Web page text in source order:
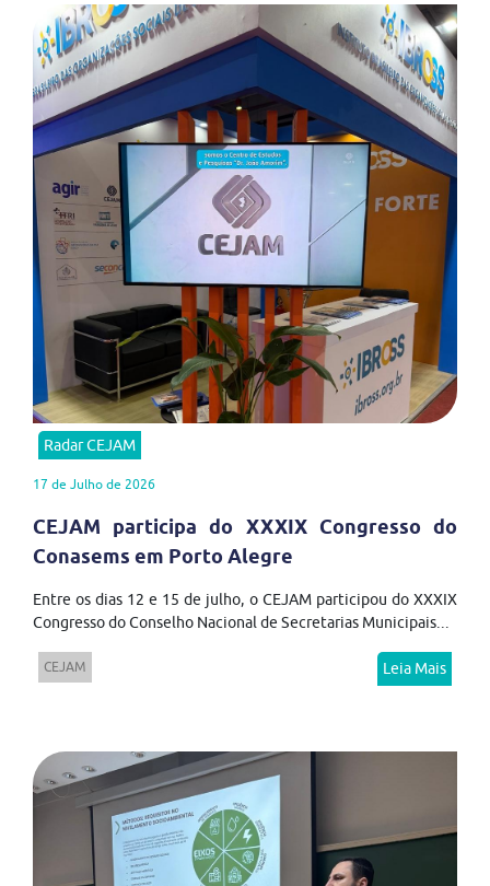
Radar CEJAM
17 de Julho de 2026
CEJAM participa do XXXIX Congresso do
Conasems em Porto Alegre
Entre os dias 12 e 15 de julho, o CEJAM participou do XXXIX
Congresso do Conselho Nacional de Secretarias Municipais...
CEJAM Leia Mais